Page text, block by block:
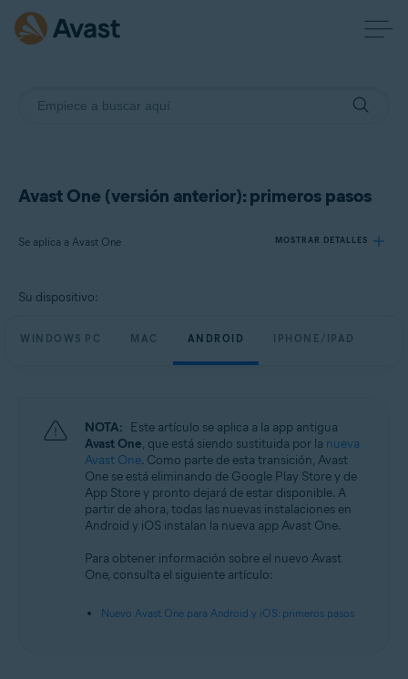
Avast One (versión anterior): primeros pasos
Se aplica a Avast One MOSTRAR DETALLES
Avast One
Su dispositivo:
WINDOWS PC MAC ANDROID IPHONE/IPAD
NOTA: Este artículo se aplica a la app antigua
Avast One, que está siendo sustituida por la nueva
Avast One. Como parte de esta transición, Avast
One se está eliminando de Google Play Store y de
App Store y pronto dejará de estar disponible. A
partir de ahora, todas las nuevas instalaciones en
Android y iOS instalan la nueva app Avast One.
Para obtener información sobre el nuevo Avast
One, consulta el siguiente artículo:
Nuevo Avast One para Android y iOS: primeros pasos